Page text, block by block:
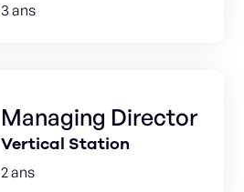
3 ans
Managing Director
Vertical Station
2 ans